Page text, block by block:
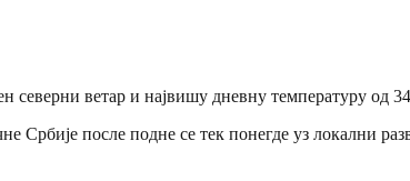
северни ветар и највишу дневну температуру од
Србије после подне се тек понегде уз локални